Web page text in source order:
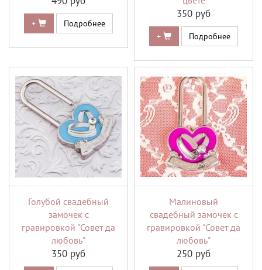
+ Подробнее
350 руб
+ Подробнее
Голубой свадебный
замочек с
гравировкой "Совет да
любовь"
350 руб
Малиновый
свадебный замочек с
гравировкой "Совет да
любовь"
250 руб